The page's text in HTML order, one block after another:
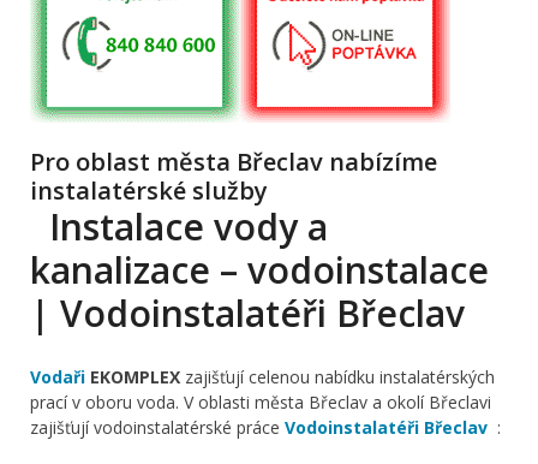
Pro oblast města Břeclav nabízíme
instalatérské služby
Instalace vody a
kanalizace – vodoinstalace
| Vodoinstalatéři Břeclav
Vodaři EKOMPLEX zajišťují celenou nabídku instalatérských
prací v oboru voda. V oblasti města Břeclav a okolí Břeclavi
zajišťují vodoinstalatérské práce Vodoinstalatéři Břeclav :